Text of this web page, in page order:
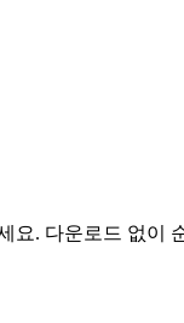
. 다운로드 없이